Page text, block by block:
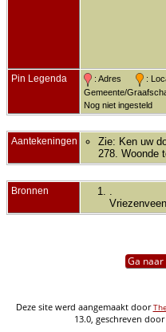
Pin Legenda : Adres :
Gemeente/
Nog niet ingesteld
Aantekeningen
Zie: Ken uw
278. Woonde
Bronnen
Ga naar
Deze site werd aangemaakt door
13.0, geschreven